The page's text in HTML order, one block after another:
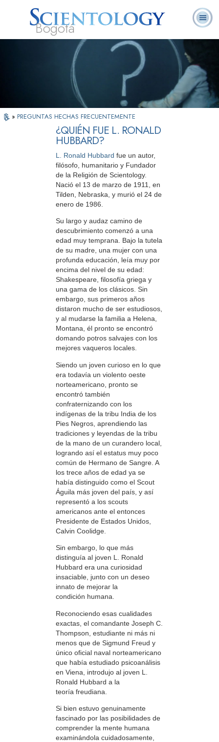
Bogotá
¿Qué es
Scientology?
Ministros
Voluntarios
Preguntas
Frecuentes
» PREGUNTAS HECHAS FRECUENTEMENTE
¿QUIÉN FUE L. RONALD
HUBBARD?
L. Ronald Hubbard fue un autor,
filósofo, humanitario y Fundador
de la Religión de Scientology.
Nació el 13 de marzo de 1911, en
Tilden, Nebraska, y murió el 24 de
enero de 1986.
Su largo y audaz camino de
descubrimiento comenzó a una
edad muy temprana. Bajo la tutela
de su madre, una mujer con una
profunda educación, leía muy por
encima del nivel de su edad:
Shakespeare, filosofía griega y
una gama de los clásicos. Sin
embargo, sus primeros años
distaron mucho de ser estudiosos,
y al mudarse la familia a Helena,
Montana, él pronto se encontró
domando potros salvajes con los
mejores vaqueros locales.
Siendo un joven curioso en lo que
era todavía un violento oeste
norteamericano, pronto se
encontró también
confraternizando con los
indígenas de la tribu India de los
Pies Negros, aprendiendo las
tradiciones y leyendas de la tribu
de la mano de un curandero local,
logrando así el estatus muy poco
común de Hermano de Sangre. A
los trece años de edad ya se
había distinguido como el Scout
Águila más joven del país, y así
representó a los scouts
americanos ante el entonces
Presidente de Estados Unidos,
Calvin Coolidge.
Sin embargo, lo que más
distinguía al joven L. Ronald
Hubbard era una curiosidad
insaciable, junto con un deseo
innato de mejorar la
condición humana.
Reconociendo esas cualidades
exactas, el comandante Joseph C.
Thompson, estudiante ni más ni
menos que de Sigmund Freud y
único oficial naval norteamericano
que había estudiado psicoanálisis
en Viena, introdujo al joven L.
Ronald Hubbard a la
teoría freudiana.
Si bien estuvo genuinamente
fascinado por las posibilidades de
comprender la mente humana
examinándola cuidadosamente,